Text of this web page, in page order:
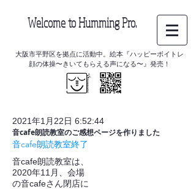
Welcome to Humming Pro.
大阪市平野区を拠点に活動中。絵本『ハッピーボイトレ
顔の体操〜きいてもらえる声になる〜』発売！
2021年1月22日 6:52:44
音cafe朗読教室のご感想ページを作りました
音cafe朗読教室終了
音cafe朗読教室は、
2020年11月、会場
の音cafeさん閉店に